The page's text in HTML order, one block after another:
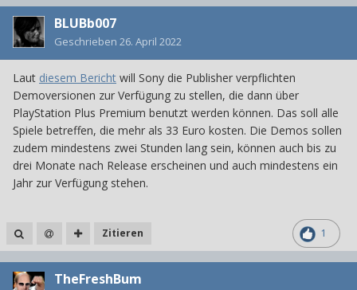
BLUBb007
Geschrieben 26. April 2022
Laut diesem Bericht will Sony die Publisher verpflichten
Demoversionen zur Verfügung zu stellen, die dann über
PlayStation Plus Premium benutzt werden können. Das soll alle
Spiele betreffen, die mehr als 33 Euro kosten. Die Demos sollen
zudem mindestens zwei Stunden lang sein, können auch bis zu
drei Monate nach Release erscheinen und auch mindestens ein
Jahr zur Verfügung stehen.
1
Zitieren
TheFreshBum